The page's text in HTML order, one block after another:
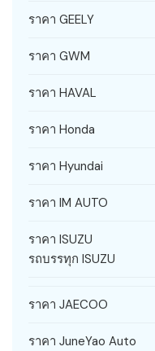
ราคา GEELY
ราคา GWM
ราคา HAVAL
ราคา Honda
ราคา Hyundai
ราคา IM AUTO
ราคา ISUZU
รถบรรทุก ISUZU
ราคา JAECOO
ราคา JuneYao Auto